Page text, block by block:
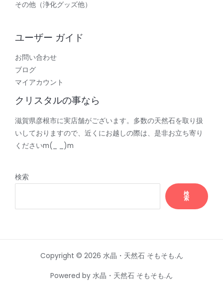
その他（浄化グッズ他）
ユーザー ガイド
お問い合わせ
ブログ
マイアカウント
クリスタルの事なら
滋賀県彦根市に実店舗がございます。多数の天然石を取り扱
いしておりますので、近くにお越しの際は、是非お立ち寄り
くださいm(_ _)m
検索
検
索
Copyright © 2026 水晶・天然石 そもそも.ん
Powered by 水晶・天然石 そもそも.ん